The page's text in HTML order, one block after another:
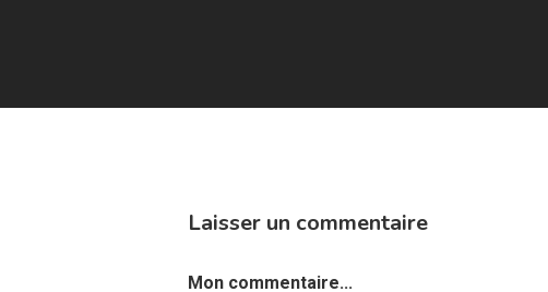
Laisser un commentaire
Mon commentaire...